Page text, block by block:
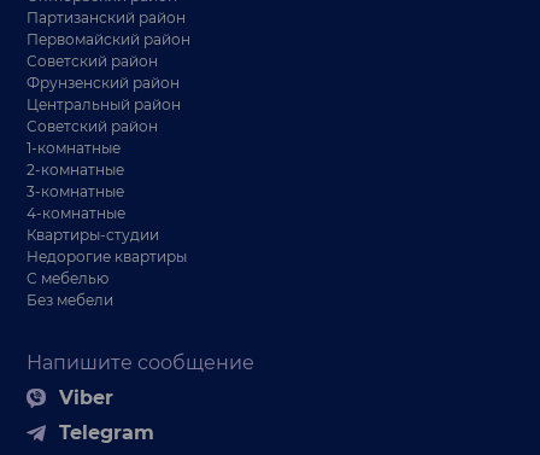
Напишите сообщение
Viber
Telegram
Партизанский район
Первомайский район
Советский район
Фрунзенский район
Центральный район
Советский район
1-комнатные
2-комнатные
3-комнатные
4-комнатные
Квартиры-студии
Недорогие квартиры
С мебелью
Без мебели